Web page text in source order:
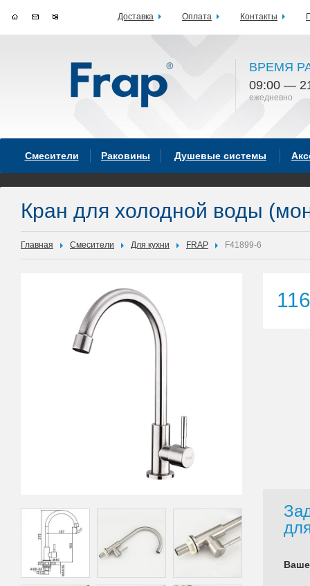
ВРЕМЯ
09:00 —
ежедневно
Смесители Раковины Душевые системы
Кран для холодной воды
Главная Смесители Для кухни FRAP F41899-6
Доставка Оплата Контакты